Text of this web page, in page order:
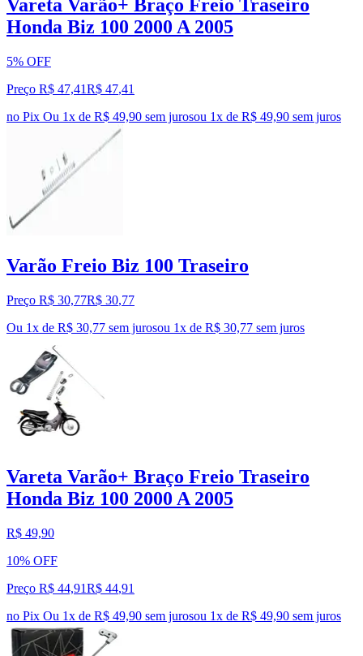
Vareta Varão+ Braço Freio Traseiro
Honda Biz 100 2000 A 2005
5% OFF
Preço R$ 47,41R$ 47,41
no Pix Ou 1x de R$ 49,90 sem jurosou 1x de R$ 49,90 sem juros
Varão Freio Biz 100 Traseiro
Preço R$ 30,77R$ 30,77
Ou 1x de R$ 30,77 sem jurosou 1x de R$ 30,77 sem juros
Vareta Varão+ Braço Freio Traseiro
Honda Biz 100 2000 A 2005
R$ 49,90
10% OFF
Preço R$ 44,91R$ 44,91
no Pix Ou 1x de R$ 49,90 sem jurosou 1x de R$ 49,90 sem juros